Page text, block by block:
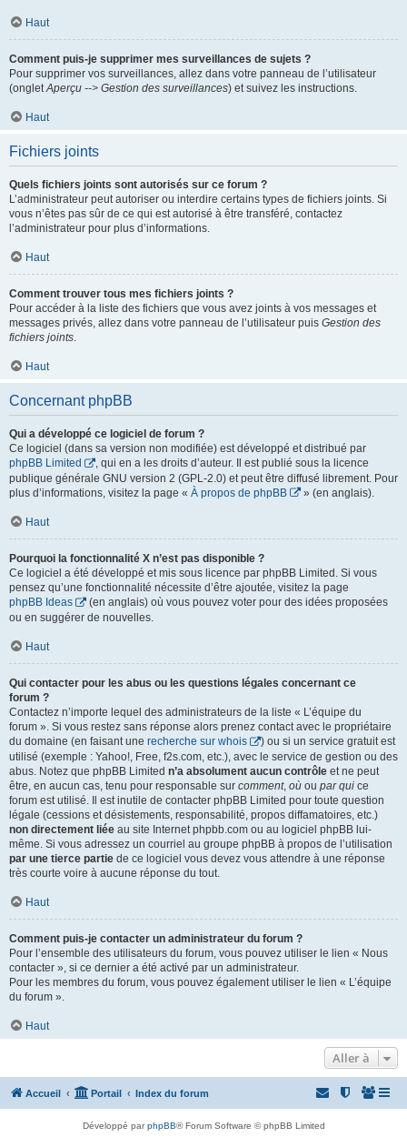
Haut
Comment puis-je supprimer mes surveillances de sujets ?
Pour supprimer vos surveillances, allez dans votre panneau de l’utilisateur
(ongletAperçu --> Gestion des surveillances) et suivez les instructions.
Haut
Fichiers joints
Quels fichiers joints sont autorisés sur ce forum ?
L’administrateur peut autoriser ou interdire certains types de fichiers joints. Si
vous n’êtes pas sûr de ce qui est autorisé à être transféré, contactez
l’administrateur pour plus d’informations.
Haut
Comment trouver tous mes fichiers joints ?
Pour accéder à la liste des fichiers que vous avez joints à vos messages et
messages privés, allez dans votre panneau de l’utilisateur puis Gestion des
fichiers joints.
Haut
Concernant phpBB
Qui a développé ce logiciel de forum ?
Ce logiciel (dans sa version non modifiée) est développé et distribué par
phpBB Limited
, qui en a les droits d’auteur. Il est publié sous la licence
publique générale GNU version 2 (GPL-2.0) et peut être diffusé librement. Pour
plus d’informations, visitez la page « À propos de phpBB » (en anglais).
Haut
Pourquoi la fonctionnalité X n’est pas disponible ?
Ce logiciel a été développé et mis sous licence par phpBB Limited. Si vous
pensez qu’une fonctionnalité nécessite d’être ajoutée, visitez la page
phpBB Ideas
(en anglais) où vous pouvez voter pour des idées proposées
ou en suggérer de nouvelles.
Haut
Qui contacter pour les abus ou les questions légales concernant ce
forum ?
Contactez n’importe lequel des administrateurs de la liste « L’équipe du
forum ». Si vous restez sans réponse alors prenez contact avec le propriétaire
du domaine (en faisant une recherche sur whois
) ou si un service gratuit est
utilisé (exemple : Yahoo!, Free, f2s.com, etc.), avec le service de gestion ou des
abus. Notez que phpBB Limited n’a absolument aucun contrôle et ne peut
être, en aucun cas, tenu pour responsable sur comment, où ou par qui ce
forum est utilisé. Il est inutile de contacter phpBB Limited pour toute question
légale (cessions et désistements, responsabilité, propos diffamatoires, etc.)
non directement liée au site Internet phpbb.com ou au logiciel phpBB lui-
même. Si vous adressez un courriel au groupe phpBB à propos de l’utilisation
par une tierce partie de ce logiciel vous devez vous attendre à une réponse
très courte voire à aucune réponse du tout.
Haut
Comment puis-je contacter un administrateur du forum ?
Pour l’ensemble des utilisateurs du forum, vous pouvez utiliser le lien « Nous
contacter », si ce dernier a été activé par un administrateur.
Pour les membres du forum, vous pouvez également utiliser le lien « L’équipe
du forum ».
Haut
Aller à
Accueil Portail Index du forum
Développé parphpBB® Forum Software © phpBB Limited